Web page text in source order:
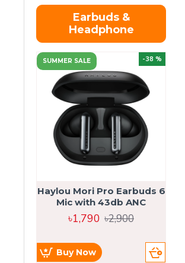
Earbuds &
Headphone
SUMMER SALE -38 %
Haylou Mori Pro Earbuds 6
Mic with 43db ANC
৳1,790 ৳2,900
Buy Now